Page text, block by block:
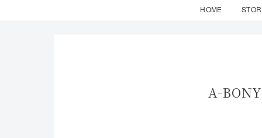
HOME
A-